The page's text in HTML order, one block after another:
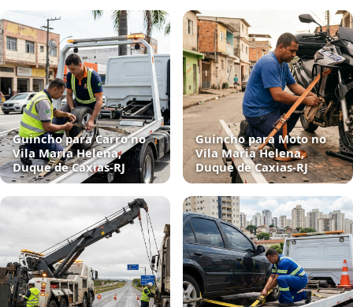
Guincho para Carro no
Vila Maria Helena,
Duque de Caxias‑RJ
Guincho para Moto no
Vila Maria Helena,
Duque de Caxias‑RJ